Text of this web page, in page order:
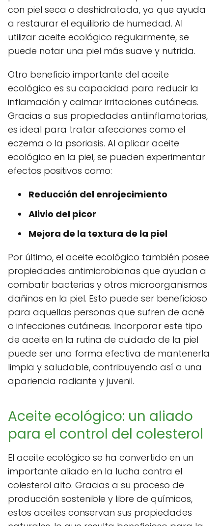
con piel seca o deshidratada, ya que ayuda
a restaurar el equilibrio de humedad. Al
utilizar aceite ecológico regularmente, se
puede notar una piel más suave y nutrida.
Otro beneficio importante del aceite
ecológico es su capacidad para reducir la
inflamación y calmar irritaciones cutáneas.
Gracias a sus propiedades antiinflamatorias,
es ideal para tratar afecciones como el
eczema o la psoriasis. Al aplicar aceite
ecológico en la piel, se pueden experimentar
efectos positivos como:
Reducción del enrojecimiento
Alivio del picor
Mejora de la textura de la piel
Por último, el aceite ecológico también posee
propiedades antimicrobianas que ayudan a
combatir bacterias y otros microorganismos
dañinos en la piel. Esto puede ser beneficioso
para aquellas personas que sufren de acné
o infecciones cutáneas. Incorporar este tipo
de aceite en la rutina de cuidado de la piel
puede ser una forma efectiva de mantenerla
limpia y saludable, contribuyendo así a una
apariencia radiante y juvenil.
Aceite ecológico: un aliado
para el control del colesterol
El aceite ecológico se ha convertido en un
importante aliado en la lucha contra el
colesterol alto. Gracias a su proceso de
producción sostenible y libre de químicos,
estos aceites conservan sus propiedades